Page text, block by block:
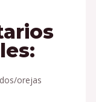
orejas